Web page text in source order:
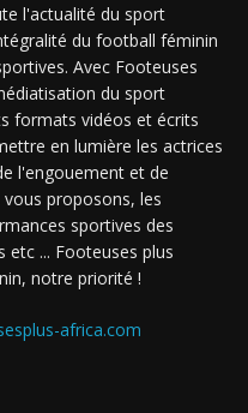
l'actualité du sport
du football féminin
Avec Footeuses
du sport
formats vidéos et écrits
en lumière les actrices
l'engouement et de
proposons, les
sportives des
etc ... Footeuses plus
notre priorité !
africa.com